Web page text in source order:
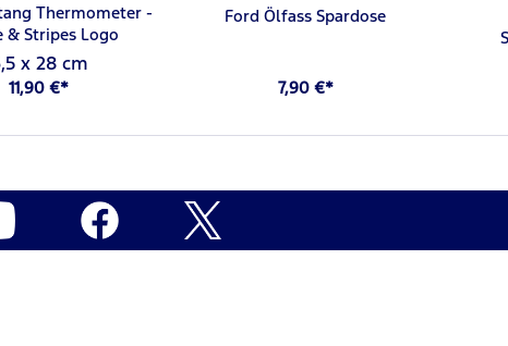
Thermometer -
& Stripes Logo
x 28 cm
11,90 €*
Ford Ölfass Spardose
7,90 €*